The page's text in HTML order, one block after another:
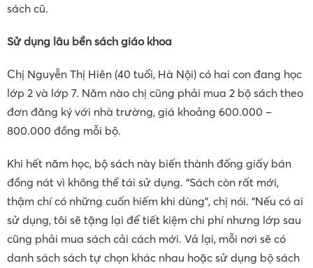
sách cũ.
Sử dụng lâu bền sách giáo khoa
Chị Nguyễn Thị Hiên (40 tuổi, Hà Nội) có hai con đang học
lớp 2 và lớp 7. Năm nào chị cũng phải mua 2 bộ sách theo
đơn đăng ký với nhà trường, giá khoảng 600.000 –
800.000 đồng mỗi bộ.
Khi hết năm học, bộ sách này biến thành đống giấy bán
đồng nát vì không thể tái sử dụng. “Sách còn rất mới,
thậm chí có những cuốn hiếm khi dùng”, chị nói. “Nếu có ai
sử dụng, tôi sẽ tặng lại để tiết kiệm chi phí nhưng lớp sau
cũng phải mua sách cải cách mới. Vả lại, mỗi nơi sẽ có
danh sách sách tự chọn khác nhau hoặc sử dụng bộ sách